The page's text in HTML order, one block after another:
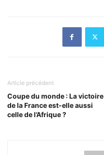
Article précédent
Coupe du monde : La victoire
de la France est-elle aussi
celle de l’Afrique ?